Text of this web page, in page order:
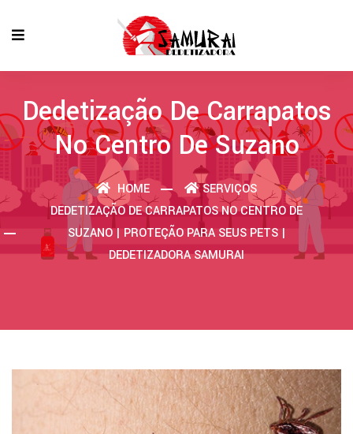
Dedetização De Carrapatos
No Centro De Suzano
HOME
SERVIÇOS
DEDETIZAÇÃO DE CARRAPATOS NO CENTRO DE
SUZANO | PROTEÇÃO PARA SEUS PETS |
DEDETIZADORA SAMURAI